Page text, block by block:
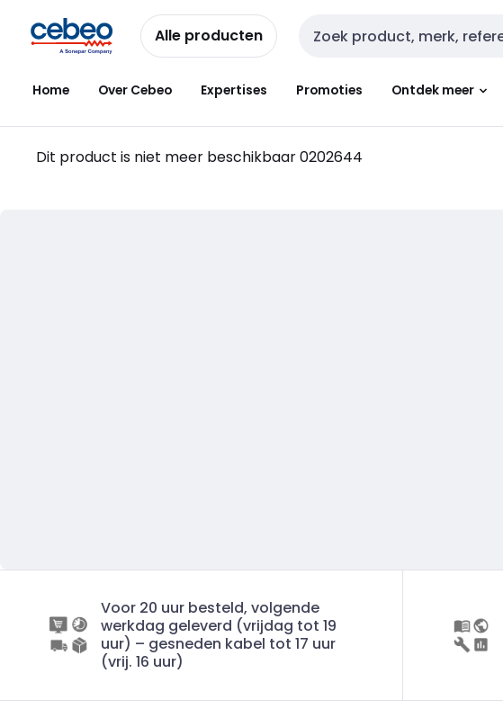
naar
navigatie
naar
inhoud
Alle producten Zoekveld invoer
Home Over Cebeo Expertises Promoties Ontdek meer
Dit product is niet meer beschikbaar0202644
Voor 20 uur besteld, volgende
werkdag geleverd (vrijdag tot 19
uur) – gesneden kabel tot 17 uur
(vrij. 16 uur)